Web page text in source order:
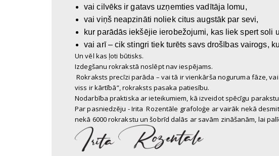
vai cilvēks ir gatavs uzņemties vadītāja lomu,
vai viņš neapzināti noliek citus augstāk par sevi,
kur parādās iekšējie ierobežojumi, kas liek spert soli
vai arī – cik stingri tiek turēts savs drošības vairogs,
Un vēl kas ļoti būtisks.
Izdegšanu rokrakstā noslēpt nav iespējams.
Rokraksts precīzi parāda – vai tā ir vienkārša noguruma fāze,
viss ir kārtībā”, rokraksts pasaka patiesību.
Nodarbība praktiska ar ieteikumiem, kā izveidot spēcīgu
Par pasniedzēju - Irita Rozentāle grafoloģe ar vairāk nekā
nekā 6000 rokrakstu un šobrīd dalās ar savām zināšanām, lai